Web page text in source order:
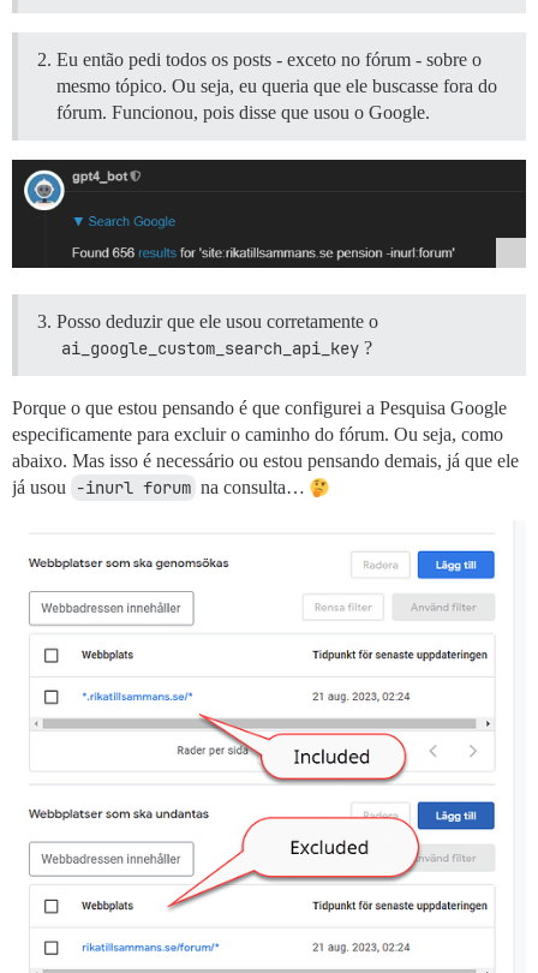
Eu então pedi todos os posts - exceto no fórum - sobre o
mesmo tópico. Ou seja, eu queria que ele buscasse fora do
fórum. Funcionou, pois disse que usou o Google.
Posso deduzir que ele usou corretamente o
ai_google_custom_search_api_key ?
Porque o que estou pensando é que configurei a Pesquisa Google
especificamente para excluir o caminho do fórum. Ou seja, como
abaixo. Mas isso é necessário ou estou pensando demais, já que ele
já usou
-inurl forum na consulta…